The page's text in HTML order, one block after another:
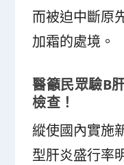
而被迫中斷原
加霜的處境。
醫籲民眾驗B
檢查！
縱使國內實施
型肝炎盛行率